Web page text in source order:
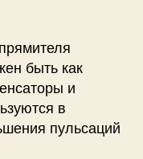
быть как
и
в
пульсаций